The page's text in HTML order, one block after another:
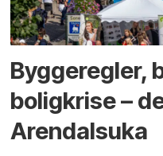
Bygge­regler,
bolig­krise –
Arendals­uka